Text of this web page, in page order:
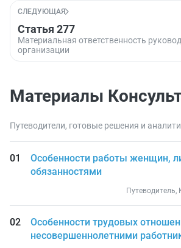
СЛЕДУЮЩАЯ
Статья 277
Материальная ответственность
организации
Материалы
Путеводители, готовые решения и
Особенности работы женщин,
обязанностями
Путеводитель,
Особенности трудовых
несовершеннолетними